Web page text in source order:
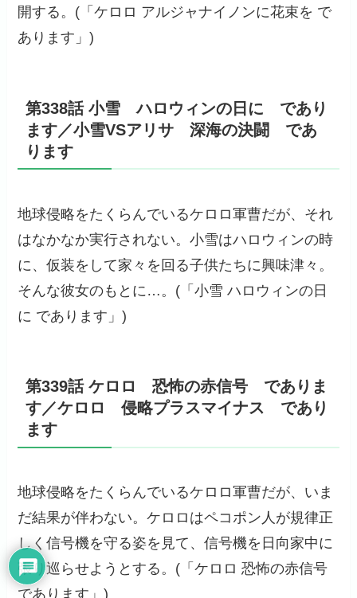
開する。(「ケロロ アルジャナイノンに花束を で
あります」)
第338話 小雪 ハロウィンの日に であり
ます／小雪VSアリサ 深海の決闘 であ
ります
地球侵略をたくらんでいるケロロ軍曹だが、それ
はなかなか実行されない。小雪はハロウィンの時
に、仮装をして家々を回る子供たちに興味津々。
そんな彼女のもとに…。(「小雪 ハロウィンの日
に であります」)
第339話 ケロロ 恐怖の赤信号 でありま
す／ケロロ 侵略プラスマイナス であり
ます
地球侵略をたくらんでいるケロロ軍曹だが、いま
だ結果が伴わない。ケロロはペコポン人が規律正
しく信号機を守る姿を見て、信号機を日向家中に
張り巡らせようとする。(「ケロロ 恐怖の赤信号
であります」)